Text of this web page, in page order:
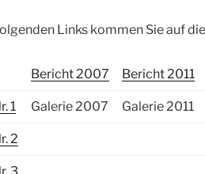
Links kommen Sie auf
Bericht 2007 Bericht 2011
1 Galerie 2007 Galerie 2011
2